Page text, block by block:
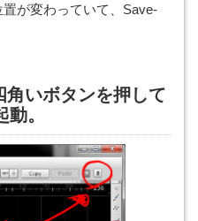
が変わっていて、Save-
角いボタンを押して
。